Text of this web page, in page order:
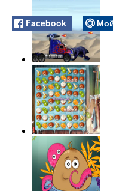
Facebook